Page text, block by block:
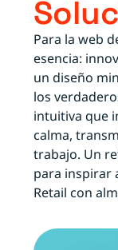
Para la web
esencia:
un diseño
los
intuitiva que
calma,
trabajo. Un
para inspirar
Retail con